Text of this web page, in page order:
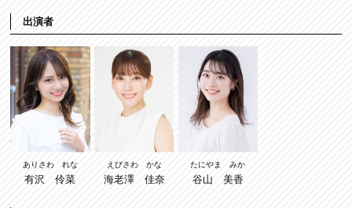
出演者
ありさわ れな
有沢 伶菜
えびさわ かな
海老澤 佳奈
たにやま みか
谷山 美香